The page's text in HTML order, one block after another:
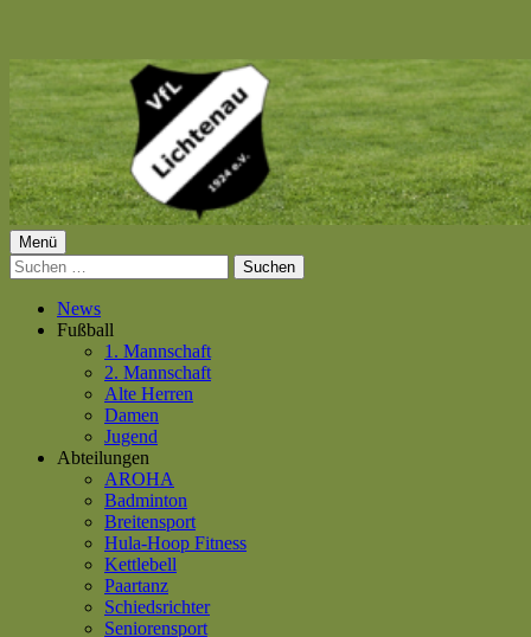
Springe
zum
Inhalt
VfL Lichtenau 1924 e.V.
Primäres
Menü
Menü
Suchen
nach:
News
Fußball
1. Mannschaft
2. Mannschaft
Alte Herren
Damen
Jugend
Abteilungen
AROHA
Badminton
Breitensport
Hula-Hoop Fitness
Kettlebell
Paartanz
Schiedsrichter
Seniorensport